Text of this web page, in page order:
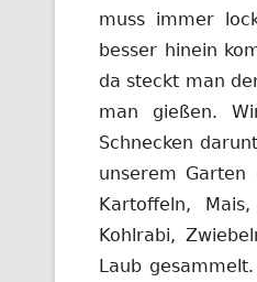
muss immer
besser hinein
da steckt man
man gießen.
Schnecken
unserem Garten
Kartoffeln,
Kohlrabi,
Laub